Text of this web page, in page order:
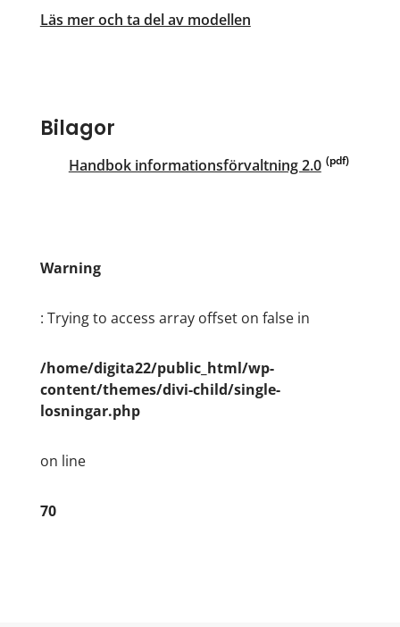
Läs mer och ta del av modellen
Bilagor
Handbok informationsförvaltning 2.0
Warning
: Trying to access array offset on false in
/home/digita22/public_html/wp-
content/themes/divi-child/single-
losningar.php
on line
70